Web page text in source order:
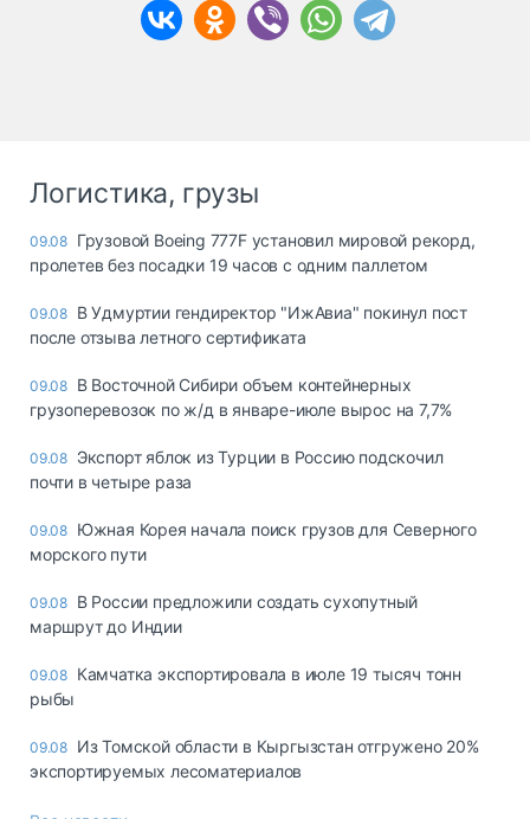
Логистика, грузы
09.08 Грузовой Boeing 777F установил мировой рекорд,
пролетев без посадки 19 часов с одним паллетом
09.08 В Удмуртии гендиректор "ИжАвиа" покинул пост
после отзыва летного сертификата
09.08 В Восточной Сибири объем контейнерных
грузоперевозок по ж/д в январе-июле вырос на 7,7%
09.08 Экспорт яблок из Турции в Россию подскочил
почти в четыре раза
09.08 Южная Корея начала поиск грузов для Северного
морского пути
09.08 В России предложили создать сухопутный
маршрут до Индии
09.08 Камчатка экспортировала в июле 19 тысяч тонн
рыбы
09.08 Из Томской области в Кыргызстан отгружено 20%
экспортируемых лесоматериалов